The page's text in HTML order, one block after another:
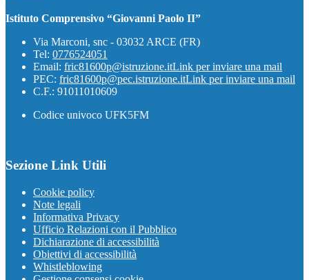
Istituto Comprensivo “Giovanni Paolo II”
Via Marconi, snc - 03032 ARCE (FR)
Tel: 0776524051
Email: fric81600p@istruzione.itLink per inviare una mail
PEC: fric81600p@pec.istruzione.itLink per inviare una mail
C.F.: 91011010609
Codice univoco UFK5FM
Sezione Link Utili
Cookie policy
Note legali
Informativa Privacy
Ufficio Relazioni con il Pubblico
Dichiarazione di accessibilità
Obiettivi di accessibilità
Whistleblowing